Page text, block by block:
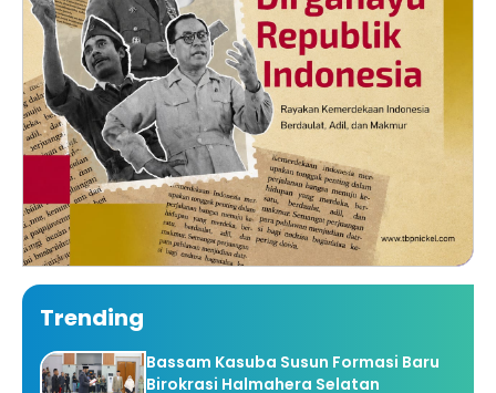
Trending
Bassam Kasuba Susun Formasi Baru
Birokrasi Halmahera Selatan